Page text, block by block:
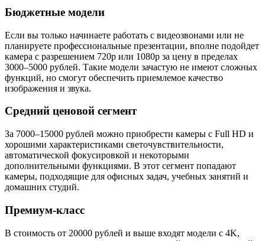
Бюджетные модели
Если вы только начинаете работать с видеозвонами или не
планируете профессиональные презентации, вполне подойдет
камера с разрешением 720p или 1080p за цену в пределах
3000–5000 рублей. Такие модели зачастую не имеют сложных
функций, но смогут обеспечить приемлемое качество
изображения и звука.
Средний ценовой сегмент
За 7000–15000 рублей можно приобрести камеры с Full HD и
хорошими характеристиками светочувствительности,
автоматической фокусировкой и некоторыми
дополнительными функциями. В этот сегмент попадают
камеры, подходящие для офисных задач, учебных занятий и
домашних студий.
Премиум-класс
В стоимость от 20000 рублей и выше входят модели с 4K,